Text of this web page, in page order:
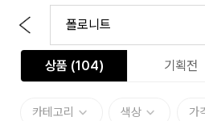
상품 (104) 기획전
카테고리 색상 가